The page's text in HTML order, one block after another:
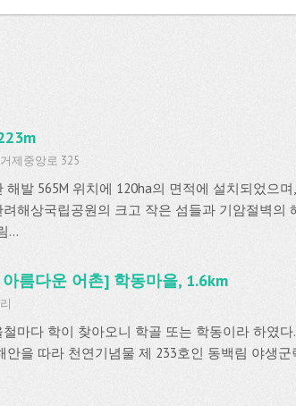
제중앙로 325
해발 565M 위치에 120ha의 면적에 설치되었으
해상국립공원의 크고 작은 섬들과 기암절벽의
...
름다운 어촌] 학동마을, 1.6km
마다 학이 찾아오니 학골 또는 학동이라 하였
안을 따라 천연기념물 제 233호인 동백림 야생